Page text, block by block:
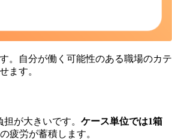
。自分が働く可能性のある職場のカテ
ます。
が大きいです。 ケース単位では1箱
疲労が蓄積します。